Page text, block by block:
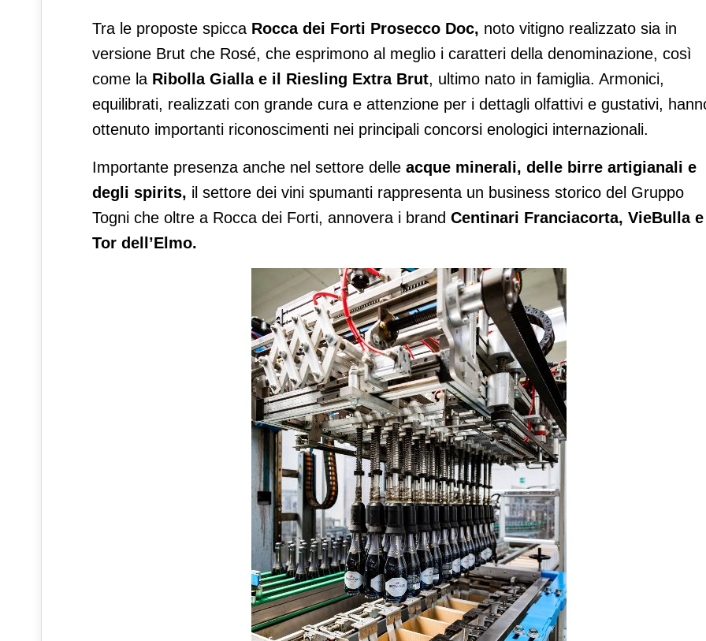
Tra le proposte spicca Rocca dei Forti Prosecco Doc, noto vitigno realizzato sia in
versione Brut che Rosé, che esprimono al meglio i caratteri della denominazione, così
come la Ribolla Gialla e il Riesling Extra Brut, ultimo nato in famiglia. Armonici,
equilibrati, realizzati con grande cura e attenzione per i dettagli olfattivi e gustativi,
ottenuto importanti riconoscimenti nei principali concorsi enologici internazionali.
Importante presenza anche nel settore delle acque minerali, delle birre artigianali e
degli spirits, il settore dei vini spumanti rappresenta un business storico del Gruppo
Togni che oltre a Rocca dei Forti, annovera i brand Centinari Franciacorta, VieBulla e
Tor dell’Elmo.